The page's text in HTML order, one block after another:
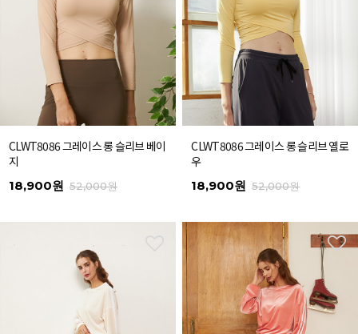
CLWT8086 그레이스 롱 슬리브 베이
지
18,900원 52,000원
CLWT8086 그레이스 롱 슬리브 옐로
우
18,900원 52,000원